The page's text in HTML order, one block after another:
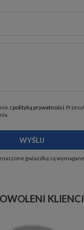
z polityką prywatności .
WYŚLIJ
gwiazdką są wymagane
KLIENCI